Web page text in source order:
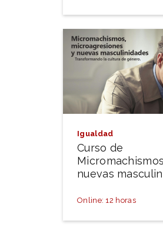
Igualdad
Curso de
nuevas
Online: 12 horas